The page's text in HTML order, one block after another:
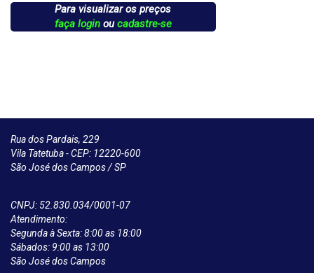
Para visualizar os preços
faça loginoucadastre-se
Rua dos Pardais, 229
Vila Tatetuba - CEP: 12220-600
São José dos Campos / SP
CNPJ: 52.830.034/0001-07
Atendimento:
Segunda à Sexta: 8:00 as 18:00
Sábados: 9:00 as 13:00
São José dos Campos